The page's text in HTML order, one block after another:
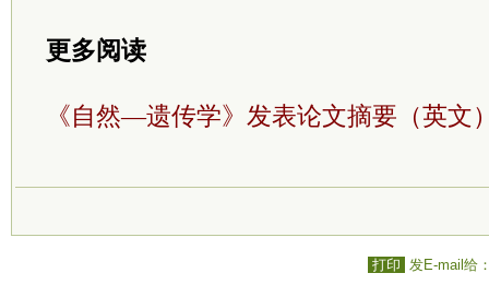
更多阅读
《自然—遗传学》发表论文摘要（英文
打印 发E-mail给